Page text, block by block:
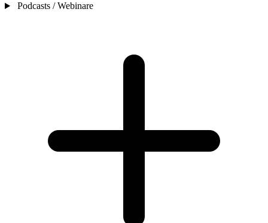
Podcasts / Webinare